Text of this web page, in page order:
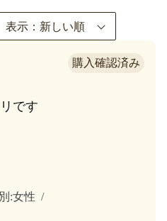
表示：新しい順
です
:女性